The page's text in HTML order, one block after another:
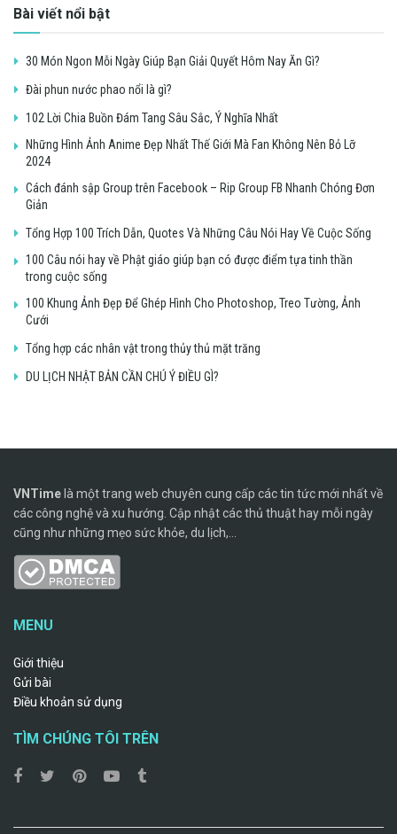
Bài viết nổi bật
30 Món Ngon Mỗi Ngày Giúp Bạn Giải Quyết Hôm Nay Ăn Gì?
Đài phun nước phao nổi là gì?
102 Lời Chia Buồn Đám Tang Sâu Sắc, Ý Nghĩa Nhất
Những Hình Ảnh Anime Đẹp Nhất Thế Giới Mà Fan Không Nên Bỏ Lỡ
2024
Cách đánh sập Group trên Facebook – Rip Group FB Nhanh Chóng Đơn
Giản
Tổng Hợp 100 Trích Dẫn, Quotes Và Những Câu Nói Hay Về Cuộc Sống
100 Câu nói hay về Phật giáo giúp bạn có được điểm tựa tinh thần
trong cuộc sống
100 Khung Ảnh Đẹp Để Ghép Hình Cho Photoshop, Treo Tường, Ảnh
Cưới
Tổng hợp các nhân vật trong thủy thủ mặt trăng
DU LỊCH NHẬT BẢN CẦN CHÚ Ý ĐIỀU GÌ?
VNTimelà một trang web chuyên cung cấp các tin tức mới nhất về
các công nghệ và xu hướng. Cập nhật các thủ thuật hay mỗi ngày
cũng như những mẹo sức khỏe, du lịch,...
MENU
Giới thiệu
Gửi bài
Điều khoản sử dụng
TÌM CHÚNG TÔI TRÊN